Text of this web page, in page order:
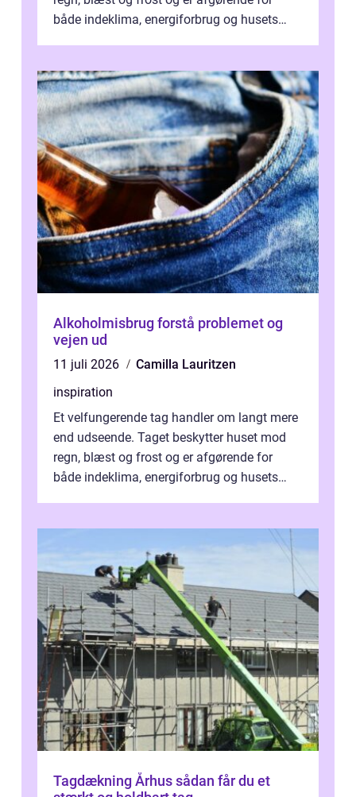
både indeklima, energiforbrug og husets
Alkoholmisbrug forstå problemet og
vejen ud
11 juli 2026
Camilla Lauritzen
inspiration
Et velfungerende tag handler om langt mere
end udseende. Taget beskytter huset mod
regn, blæst og frost og er afgørende for
både indeklima, energiforbrug og husets
Tagdækning Århus sådan får du et